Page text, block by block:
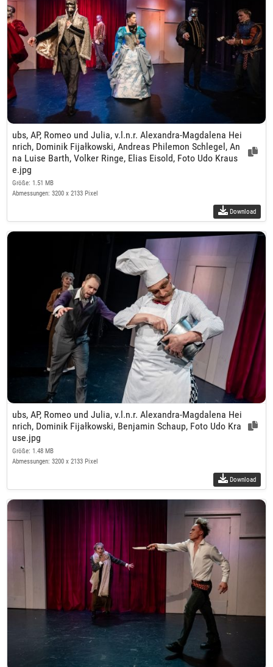
ubs, AP, Romeo und Julia, v.l.n.r. Alexandra-Magdalena Hei
nrich, Dominik Fijałkowski, Andreas Philemon Schlegel, An
na Luise Barth, Volker Ringe, Elias Eisold, Foto Udo Kraus
e.jpg
Größe: 1.51 MB
Abmessungen: 3200 x 2133 Pixel
Download
ubs, AP, Romeo und Julia, v.l.n.r. Alexandra-Magdalena Hei
nrich, Dominik Fijałkowski, Benjamin Schaup, Foto Udo Kra
use.jpg
Größe: 1.48 MB
Abmessungen: 3200 x 2133 Pixel
Download